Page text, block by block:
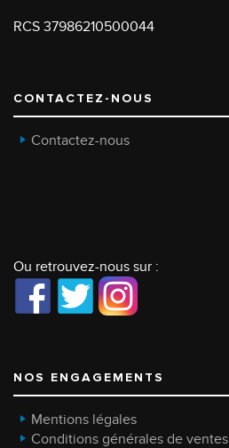
RCS 37986210500044
CONTACTEZ-NOUS
Contactez-nous
Ou retrouvez-nous sur :
NOS ENGAGEMENTS
Mentions légales
Conditions générales de ventes